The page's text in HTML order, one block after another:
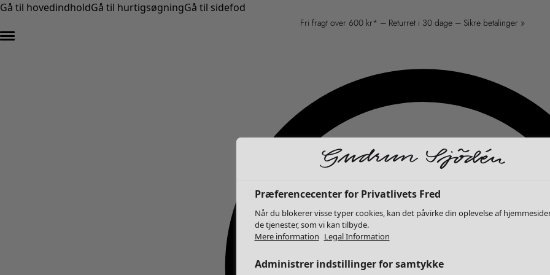
Gå til hovedindholdGå til hurtigsøgningGå til sidefod
Fri fragt over 600 kr* – Returret i 30 dage – Sikre betalinger »
Præferencecenter for Privatlivets Fred
Når du blokerer visse typer cookies, kan det påvirke din oplevelse af
de tjenester, som vi kan tilbyde.
Mere information Legal Information
Administrer indstillinger for samtykke